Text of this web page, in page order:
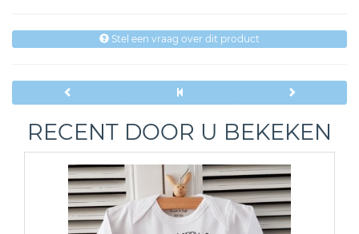
Stel een vraag over dit product
RECENT DOOR U BEKEKEN